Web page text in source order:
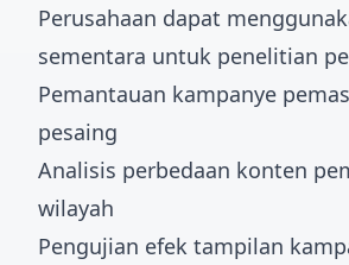
Perusahaan dapat
sementara untuk penelitian
Pemantauan kampanye
pesaing
Analisis perbedaan konten
wilayah
Pengujian efek tampilan